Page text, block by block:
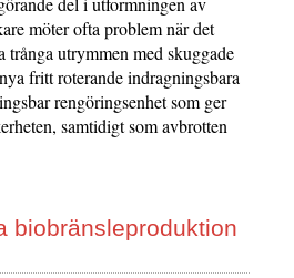
möter ofta problem när det
trånga utrymmen med skuggade
fritt roterande indragningsbara
rengöringsenhet som ger
samtidigt som avbrotten
biobränsleproduktion